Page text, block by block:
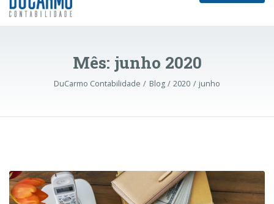
Mês: junho 2020
DuCarmo Contabilidade Blog 2020 junho